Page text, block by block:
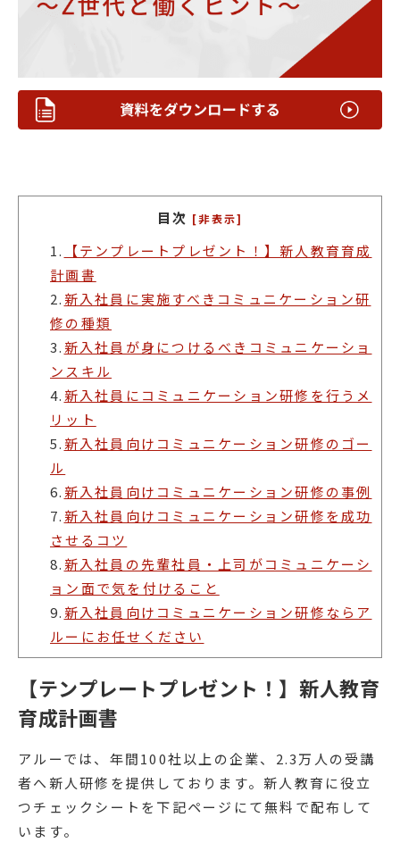
目次 [非表示]
1.
【テンプレートプレゼント！】新人教育育成
計画書
2. 新入社員に実施すべきコミュニケーション研
修の種類
3. 新入社員が身につけるべきコミュニケーショ
ンスキル
4. 新入社員にコミュニケーション研修を行うメ
リット
5. 新入社員向けコミュニケーション研修のゴー
ル
6. 新入社員向けコミュニケーション研修の事例
7. 新入社員向けコミュニケーション研修を成功
させるコツ
8. 新入社員の先輩社員・上司がコミュニケーシ
ョン面で気を付けること
9. 新入社員向けコミュニケーション研修ならア
ルーにお任せください
【テンプレートプレゼント！】新人教育
育成計画書
アルーでは、年間100社以上の企業、2.3万人の受講
者へ新人研修を提供しております。新人教育に役立
つチェックシートを下記ページにて無料で配布して
います。